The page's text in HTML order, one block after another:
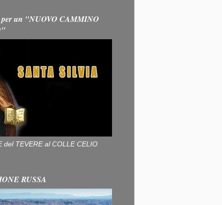
per un "NUOVO CAMMINO
del TEVERE al COLLE CELIO
RUSSA